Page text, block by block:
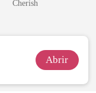
Cherish
Abrir